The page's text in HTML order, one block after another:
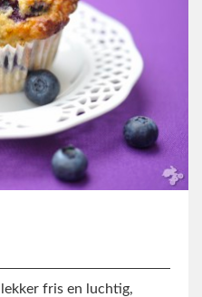
fris en luchtig,